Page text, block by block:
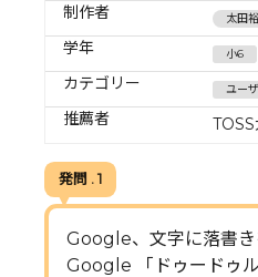
制作者
太田
学年 小6
カテゴリー ユー
推薦者
発問 . 1
Google、文字に落書
Google 「ドゥードゥ